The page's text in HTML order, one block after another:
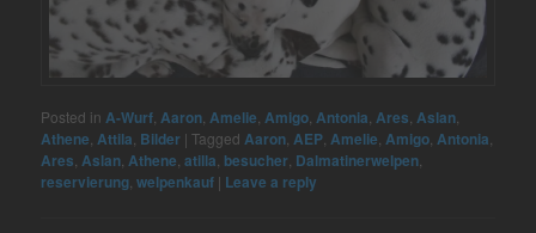
Posted in A-Wurf Aaron Amelie Amigo Antonia Ares Aslan
Athene Attila Bilder |Tagged Aaron AEP Amelie Amigo Antonia
Ares Aslan Athene ,atilla besucher Dalmatinerwelpen
reservierung ,welpenkauf | Leave a reply